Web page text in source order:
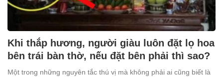
Khi thắp hương, người giàu luôn đặt lọ hoa
bên trái bàn thờ, nếu đặt bên phải thì sao?
Một trong những nguyên tắc thú vị mà không phải ai cũng biết là